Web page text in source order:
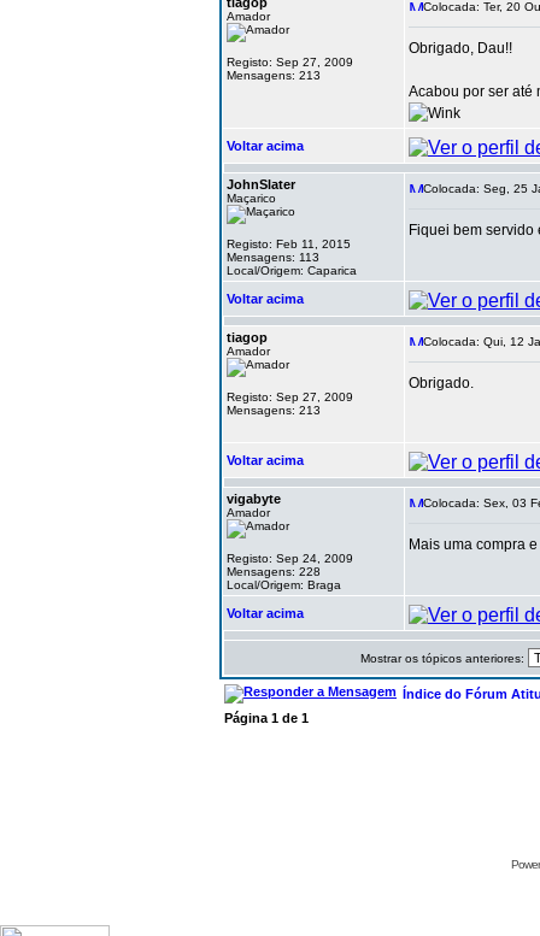
Amador
Registo: Sep 27, 2009
Mensagens: 213
Colocada: Ter, 20
Obrigado, Dau!!
Acabou por ser até
Voltar acima
JohnSlater
Maçarico
Registo: Feb 11, 2015
Mensagens: 113
Local/Origem: Caparica
Colocada: Seg, 25
Fiquei bem servido
Voltar acima
tiagop
Amador
Registo: Sep 27, 2009
Mensagens: 213
Colocada: Qui, 12
Obrigado.
Voltar acima
vigabyte
Amador
Registo: Sep 24, 2009
Mensagens: 228
Local/Origem: Braga
Colocada: Sex, 03
Mais uma compra
Voltar acima
Mostrar os tópicos anteriores:
Índice do Fórum
Página 1 de 1